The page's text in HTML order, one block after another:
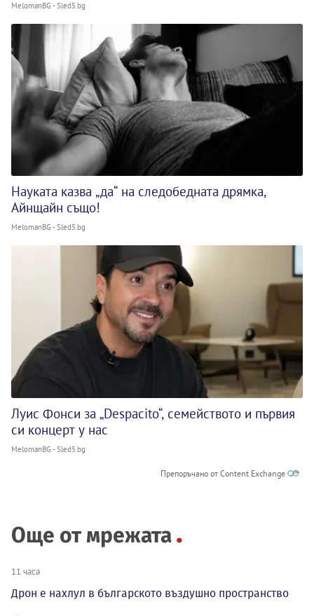
MelomanBG - Sled5.bg
Науката казва „да“ на следобедната дрямка,
Айнщайн също!
MelomanBG - Sled5.bg
Луис Фонси за „Despacito“, семейството и първия
си концерт у нас
MelomanBG - Sled5.bg
Препоръчано от Content Exchange
Още от мрежата
11 часа
Дрон е нахлул в българското въздушно пространство